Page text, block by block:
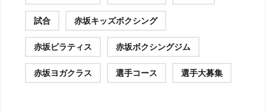
試合 赤坂キッズボクシング
赤坂ピラティス 赤坂ボクシングジム
赤坂ヨガクラス 選手コース 選手大募集